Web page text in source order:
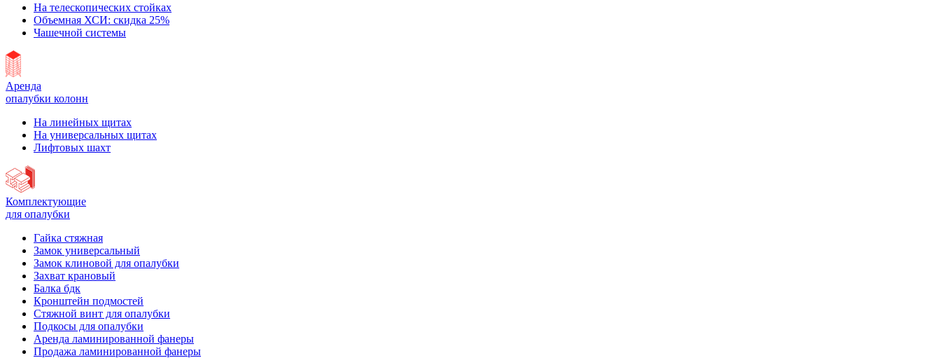
На телескопических стойках
Объемная ХСИ: скидка 25%
Чашечной системы
Аренда
опалубки колонн
На линейных щитах
На универсальных щитах
Лифтовых шахт
Комплектующие
для опалубки
Гайка стяжная
Замок универсальный
Замок клиновой для опалубки
Захват крановый
Балка бдк
Кронштейн подмостей
Стяжной винт для опалубки
Подкосы для опалубки
Аренда ламинированной фанеры
Продажа ламинированной фанеры